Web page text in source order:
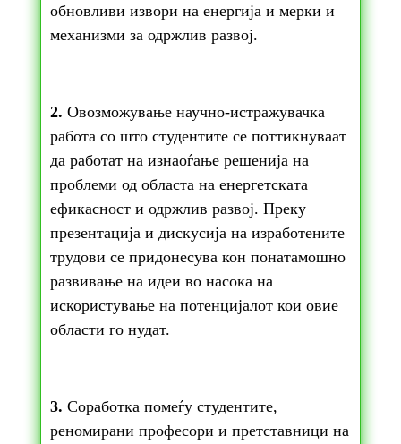
обновливи извори на енергија и мерки и
механизми за одржлив развој.
2. Овозможување научно-истражувачка
работа со што студентите се поттикнуваат
да работат на изнаоѓање решенија на
проблеми од областа на енергетската
ефикасност и одржлив развој. Преку
презентација и дискусија на изработените
трудови се придонесува кон понатамошно
развивање на идеи во насока на
искористување на потенцијалот кои овие
области го нудат.
3. Соработка помеѓу студентите,
реномирани професори и претставници на